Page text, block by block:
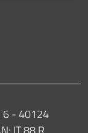
6 - 40124